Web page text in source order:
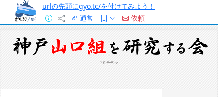
urlの先頭にgyo.tc/を付けてみよう！
通常
依頼